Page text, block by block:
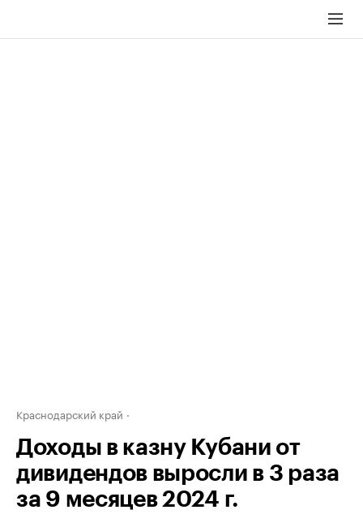
Краснодарский край
Доходы в казну Кубани от
дивидендов выросли в 3 раза
за 9 месяцев 2024 г.